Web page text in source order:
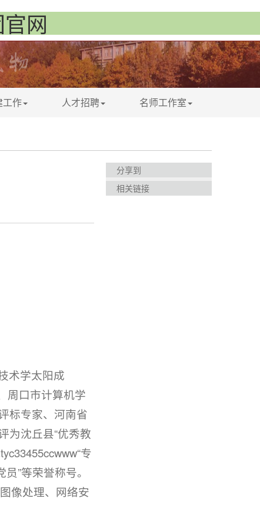
网
工作 人才招聘 名师工作室
术学太阳成
周口市计算机学
标专家、河南省
为沈丘县“优秀教
专
”等荣誉称号。
像处理、网络安
分享到
相关链接